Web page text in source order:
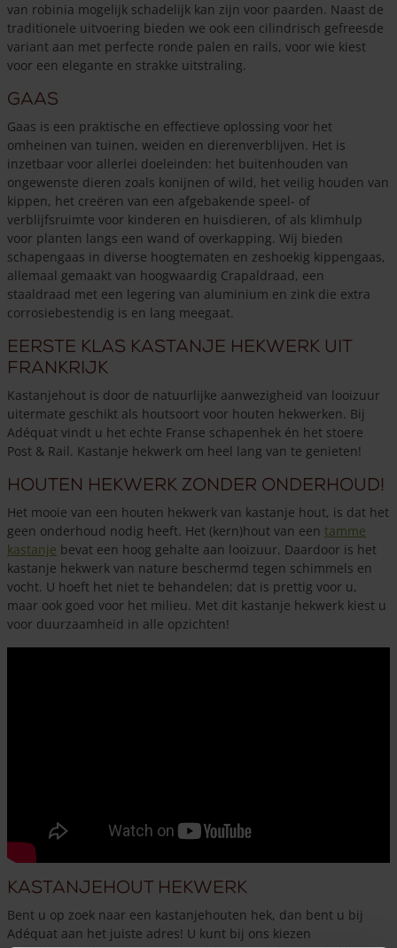
van robinia mogelijk schadelijk kan zijn voor paarden. Naast de
traditionele uitvoering bieden we ook een cilindrisch gefreesde
variant aan met perfecte ronde palen en rails, voor wie kiest
voor een elegante en strakke uitstraling.
Gaas
Gaas is een praktische en effectieve oplossing voor het
omheinen van tuinen, weiden en dierenverblijven. Het is
inzetbaar voor allerlei doeleinden: het buitenhouden van
ongewenste dieren zoals konijnen of wild, het veilig houden van
kippen, het creëren van een afgebakende speel- of
verblijfsruimte voor kinderen en huisdieren, of als klimhulp
voor planten langs een wand of overkapping. Wij bieden
schapengaas in diverse hoogtematen en zeshoekig kippengaas,
allemaal gemaakt van hoogwaardig Crapaldraad, een
staaldraad met een legering van aluminium en zink die extra
corrosiebestendig is en lang meegaat.
Eerste klas kastanje hekwerk uit
Frankrijk
Kastanjehout is door de natuurlijke aanwezigheid van looizuur
uitermate geschikt als houtsoort voor houten hekwerken. Bij
Adéquat vindt u het echte Franse schapenhek én het stoere
Post & Rail. Kastanje hekwerk om heel lang van te genieten!
Houten hekwerk zonder onderhoud!
Het mooie van een houten hekwerk van kastanje hout, is dat het
geen onderhoud nodig heeft. Het (kern)hout van een tamme
kastanje bevat een hoog gehalte aan looizuur. Daardoor is het
kastanje hekwerk van nature beschermd tegen schimmels en
vocht. U hoeft het niet te behandelen; dat is prettig voor u,
maar ook goed voor het milieu. Met dit kastanje hekwerk kiest u
voor duurzaamheid in alle opzichten!
Kastanjehout hekwerk
Bent u op zoek naar een kastanjehouten hek, dan bent u bij
Adéquat aan het juiste adres! U kunt bij ons kiezen